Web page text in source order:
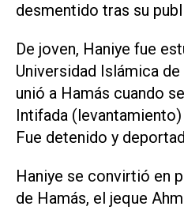
desmentido tras su
De joven, Haniye fue
Universidad Islámica de
unió a Hamás cuando
Intifada
Fue detenido y
Haniye se convirtió en
de Hamás, el jeque